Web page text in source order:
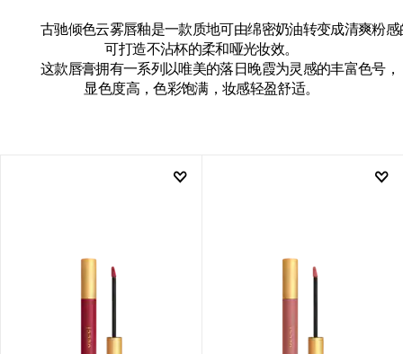
古驰倾色云雾唇釉是一款质地可由绵密奶油转变成清爽粉
可打造不沾杯的柔和哑光妆效。
这款唇膏拥有一系列以唯美的落日晚霞为灵感的丰富色号，
显色度高，色彩饱满，妆感轻盈舒适。